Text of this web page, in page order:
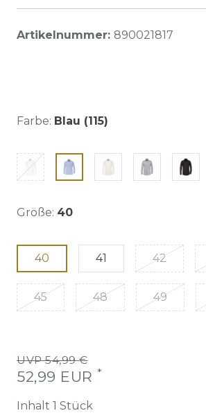
Artikelnummer: 890021817
Farbe: Blau (115)
Größe: 40
40 41 42
45 48 49
UVP 54,99 €
52,99 EUR *
Inhalt 1 Stück